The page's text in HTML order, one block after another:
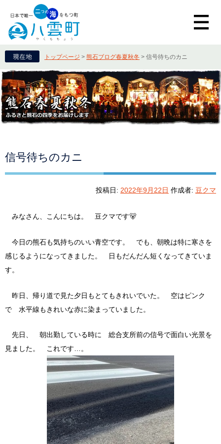
トップページ > 熊石ブログ春夏秋冬 > 信号待ちのカニ
信号待ちのカニ
投稿日: 2022年9月22日 作成者: 豆クマ
みなさん、こんにちは。 豆クマです🐻
今日の熊石も気持ちのいい青空です。 でも、朝晩は特に寒さを
感じるようになってきました。 日もだんだん短くなってきていま
す。
昨日、帰り道で見た夕日もとてもきれいでいた。 空はピンク
で 水平線もきれいな赤に染まっていました。
先日、 朝出勤している時に 総合支所前の信号で面白い光景を
見ました。 これです…。